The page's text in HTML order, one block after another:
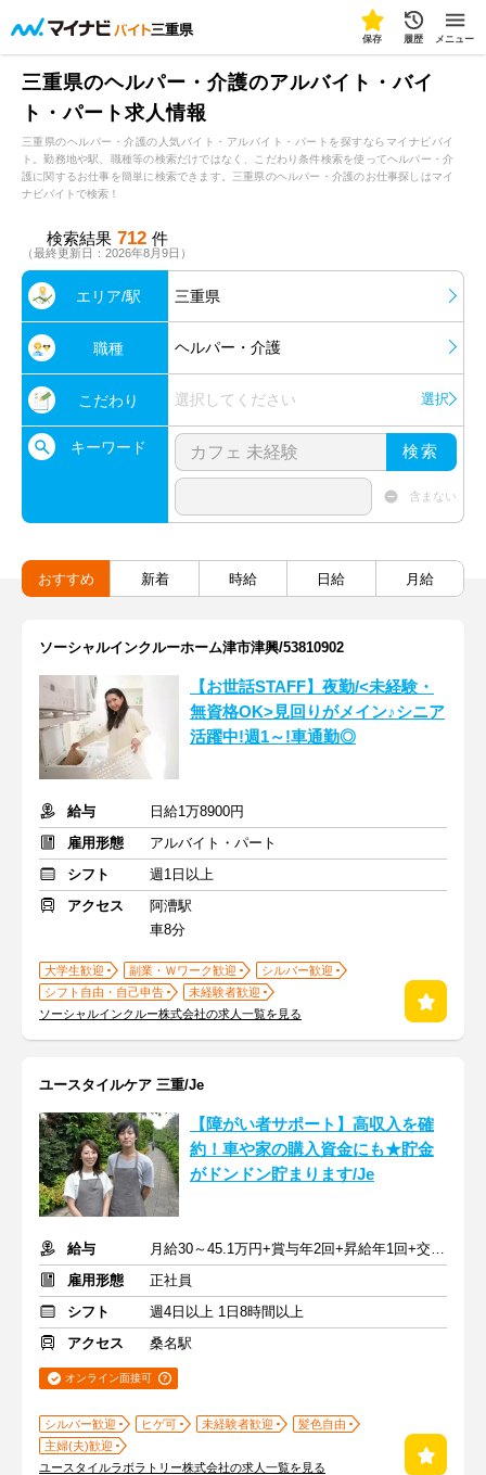
三重県
保存 履歴 メニュー
三重県のヘルパー・介護のアルバイト・バイ
ト・パート求人情報
三重県のヘルパー・介護の人気バイト・アルバイト・パートを探すならマイナビバイ
ト。勤務地や駅、職種等の検索だけではなく、こだわり条件検索を使ってヘルパー・介
護に関するお仕事を簡単に検索できます。三重県のヘルパー・介護のお仕事探しはマイ
ナビバイトで検索！
検索結果 712 件
（最終更新日：2026年8月9日）
エリア/駅 三重県
職種 ヘルパー・介護
こだわり 選択してください 選択
キーワード 検索
含まない
おすすめ 新着 時給 日給 月給
ソーシャルインクルーホーム津市津興/53810902
【お世話STAFF】夜勤/<未経験・
無資格OK>見回りがメイン♪シニア
活躍中!週1～!車通勤◎
給与
日給1万8900円
雇用形態
アルバイト・パート
シフト
週1日以上
アクセス
阿漕駅
車8分
大学生歓迎 副業・Ｗワーク歓迎
シルバー歓迎
シフト自由・自己申告
未経験者歓迎
ソーシャルインクルー株式会社の求人一覧を見る
ユースタイルケア 三重/Je
【障がい者サポート】高収入を確
約！車や家の購入資金にも★貯金
がドンドン貯まります/Je
給与
月給30～45.1万円+賞与年2回+昇給年1回+交通費全額
雇用形態
正社員
シフト
週4日以上 1日8時間以上
アクセス
桑名駅
オンライン面接可
シルバー歓迎 ヒゲ可 未経験者歓迎
髪色自由
主婦(夫)歓迎
ユースタイルラボラトリー株式会社の求人一覧を見る